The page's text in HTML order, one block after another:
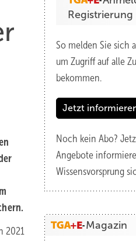
2021
Registrierung
So melden Sie sich
um Zugriff auf alle
bekommen.
Jetzt
Noch kein Abo?
Angebote
Wissensvorsprung
Magazin